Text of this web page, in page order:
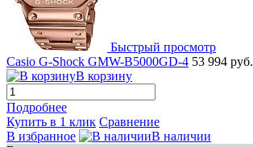
Быстрый просмотр
Casio G-Shock GMW-B5000GD-4 53 994 руб.
В корзину
Подробнее
Купить в 1 клик Сравнение
В избранное
В наличии